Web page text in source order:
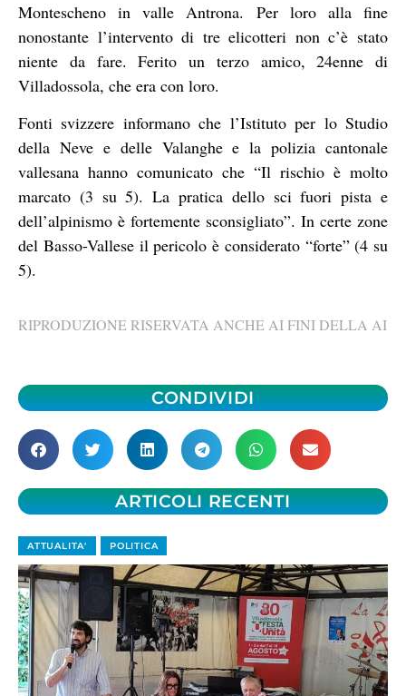
Montescheno in valle Antrona. Per loro alla fine
nonostante l’intervento di tre elicotteri non c’è stato
niente da fare. Ferito un terzo amico, 24enne di
Villadossola, che era con loro.
Fonti svizzere informano che l’Istituto per lo Studio
della Neve e delle Valanghe e la polizia cantonale
vallesana hanno comunicato che “Il rischio è molto
marcato (3 su 5). La pratica dello sci fuori pista e
dell’alpinismo è fortemente sconsigliato”. In certe zone
del Basso-Vallese il pericolo è considerato “forte” (4 su
5).
RIPRODUZIONE RISERVATA ANCHE AI FINI DELLA AI
CONDIVIDI
ARTICOLI RECENTI
ATTUALITA' POLITICA